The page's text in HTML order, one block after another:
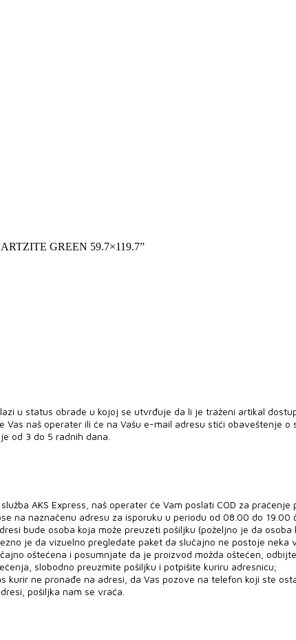
GREEN 59.7×119.7”
u status obrade u kojoj se utvrđuje da li je traženi artikal
Vas naš operater ili će na Vašu e-mail adresu stići obaveštenje o
od 3 do 5 radnih dana.
AKS Express, naš operater će Vam poslati COD za praćenje
na naznačenu adresu za isporuku u periodu od 08.00 do 19.00
bude osoba koja može preuzeti pošiljku (poželjno je da
je da vizuelno pregledate paket da slučajno ne postoje
oštećena i posumnjate da je proizvod možda oštećen,
slobodno preuzmite pošiljku i potpišite kuriru adresnicu;
kurir ne pronađe na adresi, da Vas pozove na telefon koji ste
pošiljka nam se vraća.